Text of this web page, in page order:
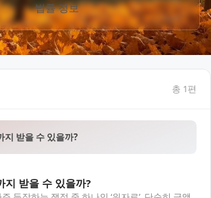
법률 정보
총 1편
지 받을 수 있을까?
지 받을 수 있을까?